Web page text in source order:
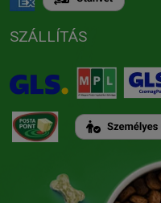
SZÁLLÍTÁS